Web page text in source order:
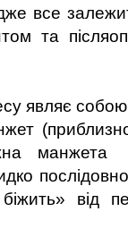
все
та
являє собою
від